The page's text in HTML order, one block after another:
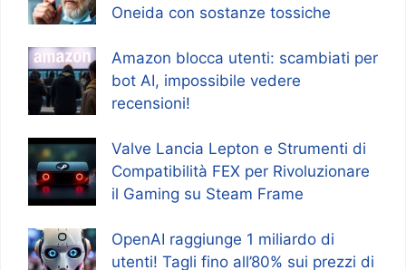
Oneida con sostanze tossiche
Amazon blocca utenti: scambiati per
bot AI, impossibile vedere
recensioni!
Valve Lancia Lepton e Strumenti di
Compatibilità FEX per Rivoluzionare
il Gaming su Steam Frame
OpenAI raggiunge 1 miliardo di
utenti! Tagli fino all’80% sui prezzi di